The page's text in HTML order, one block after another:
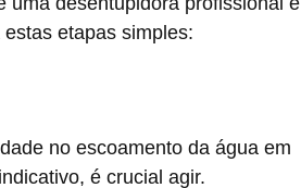
etapas simples:
no escoamento da água em
é crucial agir.